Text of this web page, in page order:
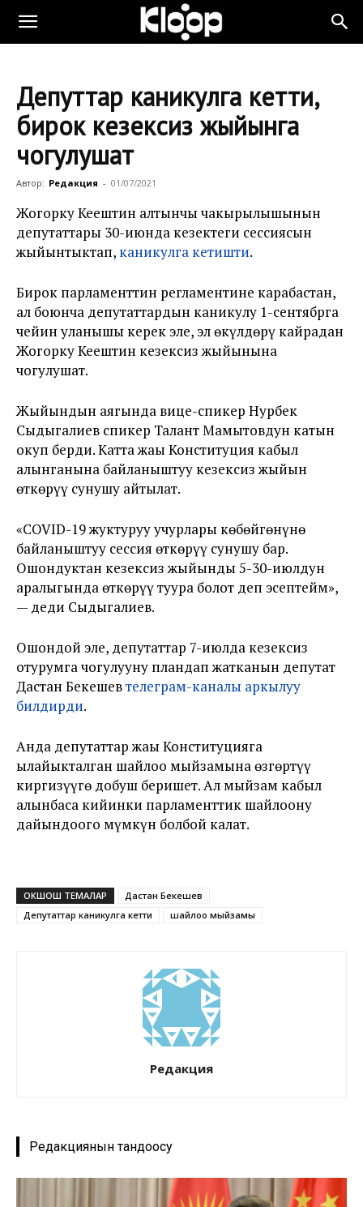
Депуттар каникулга кетти,
бирок кезексиз жыйынга
чогулушат
Автор: Редакция - 01/07/2021
Жогорку Кеңештин алтынчы чакырылышынын
депутаттары 30-июнда кезектеги сессиясын
жыйынтыктап, каникулга кетишти.
Бирок парламенттин регламентине карабастан,
ал боюнча депутаттардын каникулу 1-сентябрга
чейин уланышы керек эле, эл өкүлдөрү кайрадан
Жогорку Кеңештин кезексиз жыйынына
чогулушат.
Жыйындын аягында вице-спикер Нурбек
Сыдыгалиев спикер Талант Мамытовдун катын
окуп берди. Катта жаңы Конституция кабыл
алынганына байланыштуу кезексиз жыйын
өткөрүү сунушу айтылат.
«COVID-19 жуктуруу учурлары көбөйгөнүнө
байланыштуу сессия өткөрүү сунушу бар.
Ошондуктан кезексиз жыйынды 5-30-июлдун
аралыгында өткөрүү туура болот деп эсептейм»,
— деди Сыдыгалиев.
Ошондой эле, депутаттар 7-июлда кезексиз
отурумга чогулууну пландап жатканын депутат
Дастан Бекешевтелеграм-каналы аркылуу
билдирди.
Анда депутаттар жаңы Конституцияга
ылайыкталган шайлоо мыйзамына өзгөртүү
киргизүүгө добуш беришет. Ал мыйзам кабыл
алынбаса кийинки парламенттик шайлоону
дайындоого мүмкүн болбой калат.
ОКШОШ ТЕМАЛАР
Дастан Бекешев
Депутаттар каникулга кетти
шайлоо мыйзамы
Редакция
Редакциянын тандоосу